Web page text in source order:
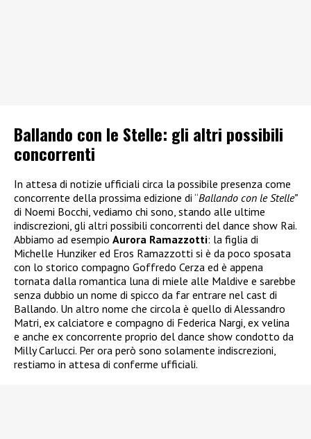
Ballando con le Stelle: gli altri possibili
concorrenti
In attesa di notizie ufficiali circa la possibile presenza come
concorrente della prossima edizione di “Ballando con le Stelle”
di Noemi Bocchi, vediamo chi sono, stando alle ultime
indiscrezioni, gli altri possibili concorrenti del dance show Rai.
Abbiamo ad esempio Aurora Ramazzotti: la figlia di
Michelle Hunziker ed Eros Ramazzotti si è da poco sposata
con lo storico compagno Goffredo Cerza ed è appena
tornata dalla romantica luna di miele alle Maldive e sarebbe
senza dubbio un nome di spicco da far entrare nel cast di
Ballando. Un altro nome che circola è quello di Alessandro
Matri, ex calciatore e compagno di Federica Nargi, ex velina
e anche ex concorrente proprio del dance show condotto da
Milly Carlucci. Per ora però sono solamente indiscrezioni,
restiamo in attesa di conferme ufficiali.